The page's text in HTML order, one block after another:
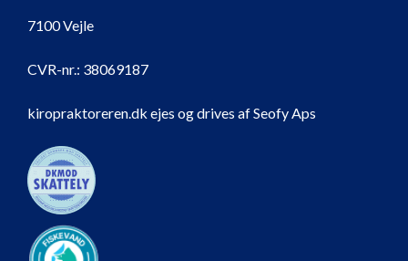
7100 Vejle
CVR-nr.: 38069187
kiropraktoreren.dk ejes og drives af Seofy Aps